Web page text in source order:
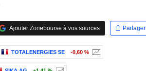
Ajouter Zonebourse à vos sources
Partager
TOTALENERGIES SE -0,60 %